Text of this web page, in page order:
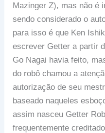
Mazinger Z), mas não é
sendo considerado o
para isso é que Ken
escrever Getter a partir
Go Nagai havia feito,
do robô chamou a
autorização de seu
baseado naqueles
assim nasceu Getter
frequentemente